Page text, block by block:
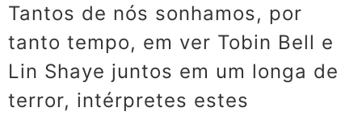
Tantos de nós sonhamos, por
tanto tempo, em ver Tobin Bell e
Lin Shaye juntos em um longa de
terror, intérpretes estes